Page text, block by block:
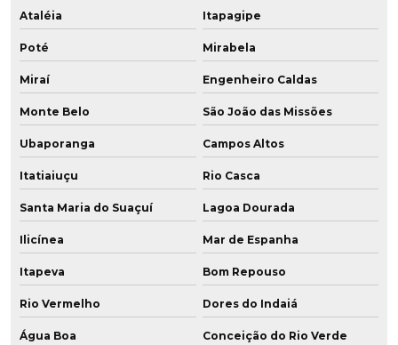
Ataléia Itapagipe
Poté Mirabela
Miraí Engenheiro Caldas
Monte Belo São João das Missões
Ubaporanga Campos Altos
Itatiaiuçu Rio Casca
Santa Maria do Suaçuí Lagoa Dourada
Ilicínea Mar de Espanha
Itapeva Bom Repouso
Rio Vermelho Dores do Indaiá
Água Boa Conceição do Rio Verde